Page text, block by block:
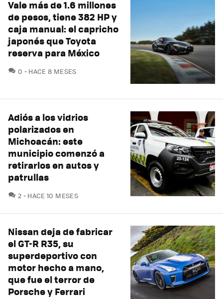
Vale más de 1.6 millones
de pesos, tiene 382 HP y
caja manual: el capricho
japonés que Toyota
reserva para México
0 COMENTARIOS
HACE 8 MESES
Adiós a los vidrios
polarizados en
Michoacán: este
municipio comenzó a
retirarlos en autos y
patrullas
2 COMENTARIOS
HACE 10 MESES
Nissan deja de fabricar
el GT-R R35, su
superdeportivo con
motor hecho a mano,
que fue el terror de
Porsche y Ferrari